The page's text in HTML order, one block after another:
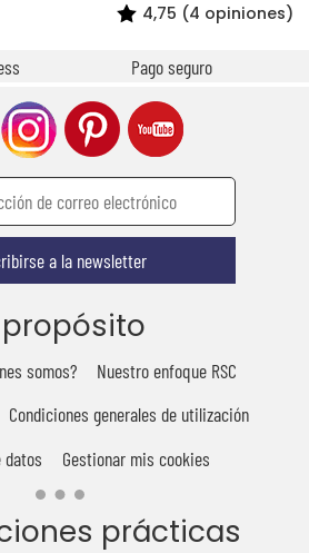
4,75 (4 opiniones)
Pago seguro
a la newsletter
somos?
Nuestro enfoque RSC
Condiciones generales de utilización
datos
Gestionar mis cookies
prácticas